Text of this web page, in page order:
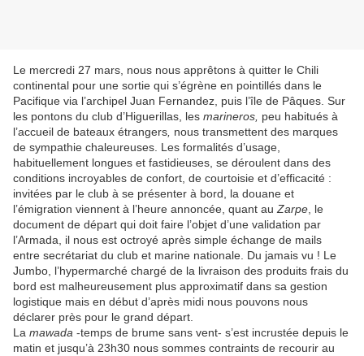
Le mercredi 27 mars, nous nous apprêtons à quitter le Chili
continental pour une sortie qui s’égrène en pointillés dans le
Pacifique via l’archipel Juan Fernandez, puis l’île de Pâques. Sur
les pontons du club d’Higuerillas, les marineros, peu habitués à
l’accueil de bateaux étrangers nous transmettent des marques
de sympathie chaleureuses. Les formalités d’usage,
habituellement longues et fastidieuses, se déroulent dans des
conditions incroyables de confort, de courtoisie et d’efficacité :
invitées par le club à se présenter à bord, la douane et
l’émigration viennent à l’heure annoncée, quant au Zarpe , le
document de départ qui doit faire l’objet d’une validation par
l’Armada, il nous est octroyé après simple échange de mails
entre secrétariat du club et marine nationale. Du jamais vu ! Le
Jumbo, l’hypermarché chargé de la livraison des produits frais du
bord est malheureusement plus approximatif dans sa gestion
logistique mais en début d’après midi nous pouvons nous
déclarer près pour le grand départ.
La mawada -temps de brume sans vent- s’est incrustée depuis le
matin et jusqu’à 23h30 nous sommes contraints de recourir au